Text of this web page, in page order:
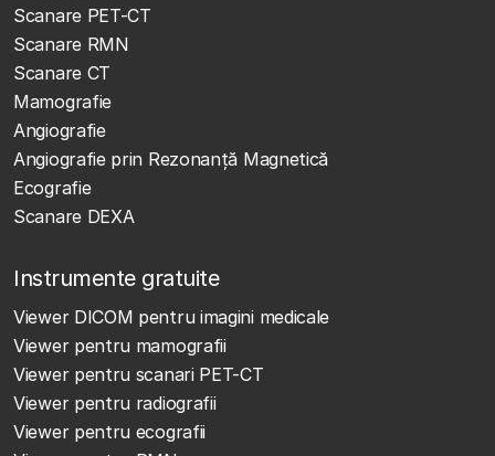
Scanare PET-CT
Scanare RMN
Scanare CT
Mamografie
Angiografie
Angiografie prin Rezonanță Magnetică
Ecografie
Scanare DEXA
Instrumente gratuite
Viewer DICOM pentru imagini medicale
Viewer pentru mamografii
Viewer pentru scanari PET-CT
Viewer pentru radiografii
Viewer pentru ecografii